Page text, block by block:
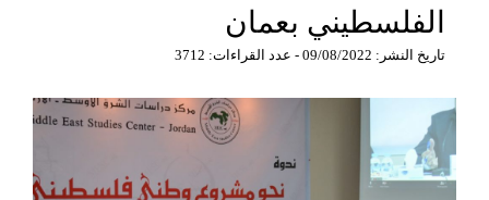
الفلسطيني بعمان
تاريخ النشر: 09/08/2022 - عدد القراءات: 3712